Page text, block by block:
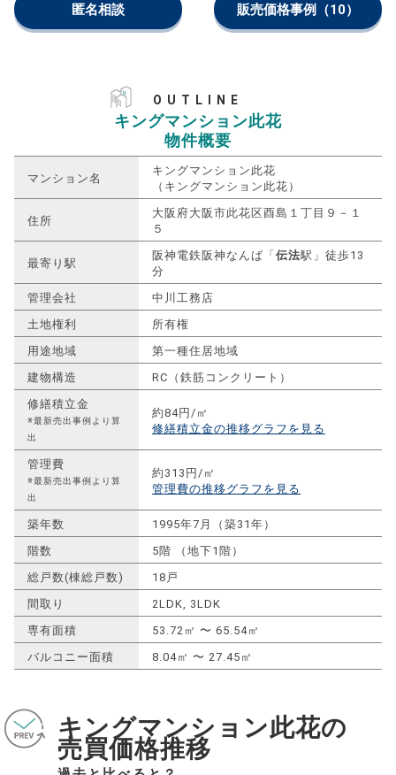
匿名相談 販売価格事例 （10）
OUTLINE
キングマンション此花
物件概要
マンション名
キングマンション此花
（キングマンション此花）
住所
大阪府大阪市此花区酉島１丁目９－１
５
最寄り駅
阪神電鉄阪神なんば「伝法駅」徒歩13
分
管理会社
中川工務店
土地権利
所有権
用途地域
第一種住居地域
建物構造
RC（鉄筋コンクリート）
修繕積立金
※最新売出事例より算
出
約84円/㎡
修繕積立金の推移グラフを見る
管理費
※最新売出事例より算
出
約313円/㎡
管理費の推移グラフを見る
築年数
1995年7月（築31年）
階数
5階 （地下1階）
総戸数(棟総戸数)
18戸
間取り
2LDK, 3LDK
専有面積
53.72㎡ 〜 65.54㎡
バルコニー面積
8.04㎡ 〜 27.45㎡
キングマンション此花の
売買価格推移